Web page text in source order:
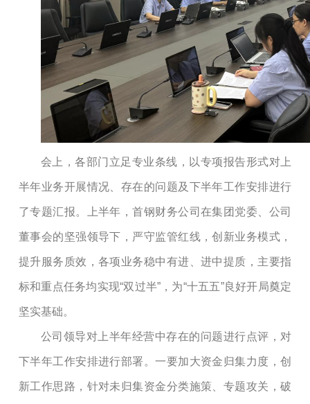
会上，各部门立足专业条线，以专项报告形式对上
半年业务开展情况、存在的问题及下半年工作安排进行
了专题汇报。上半年，首钢财务公司在集团党委、公司
董事会的坚强领导下， 严守监管红线，创新业务模式，
提升服务质效，各项业务稳中有进、进中提质， 主要指
标和重点任务均实现“双过半”，为“十五五”良好开局奠定
坚实基础。
公司领导对上半年经营中存在的问题进行点评，对
下半年工作安排进行部署。一要加大资金归集力度， 创
新工作思路，针对未归集资金分类施策、专题攻关，破